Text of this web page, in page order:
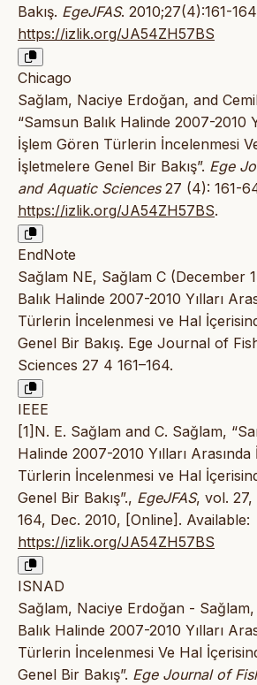
Bakış. EgeJFAS. 2010;27(4):161-
https://izlik.org/JA54ZH57BS
Chicago
Sağlam, Naciye Erdoğan, and
“Samsun Balık Halinde 2007-2010
İşlem Gören Türlerin İncelenmesi
İşletmelere Genel Bir Bakış”. Ege
and Aquatic Sciences27 (4): 161-
https://izlik.org/JA54ZH57BS.
EndNote
Sağlam NE, Sağlam C (December
Balık Halinde 2007-2010 Yılları
Türlerin İncelenmesi ve Hal
Genel Bir Bakış. Ege Journal of
Sciences 27 4 161–164.
IEEE
[1]N. E. Sağlam and C. Sağlam,
Halinde 2007-2010 Yılları
Türlerin İncelenmesi ve Hal
Genel Bir Bakış”., EgeJFAS, vol. 27,
164, Dec. 2010, [Online]. Available:
https://izlik.org/JA54ZH57BS
ISNAD
Sağlam, Naciye Erdoğan - Sağlam,
Balık Halinde 2007-2010 Yılları
Türlerin İncelenmesi Ve Hal
Genel Bir Bakış”. Ege Journal of